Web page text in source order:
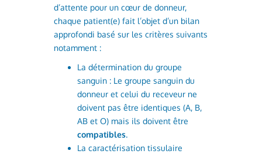
d’attente pour un cœur de donneur,
chaque patient(e) fait l’objet d’un bilan
approfondi basé sur les critères suivants
notamment :
La détermination du groupe
sanguin : Le groupe sanguin du
donneur et celui du receveur ne
doivent pas être identiques (A, B,
AB et O) mais ils doivent être
compatibles.
La caractérisation tissulaire